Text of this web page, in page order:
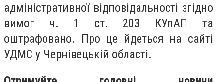
адміністративної відповідальності згідно
вимог ч. 1 ст. 203 КУпАП та
оштрафовано. Про це йдеться на сайті
УДМС у Чернівецькій області.